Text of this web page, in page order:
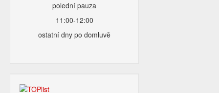
polední pauza
11:00-12:00
ostatní dny po domluvě